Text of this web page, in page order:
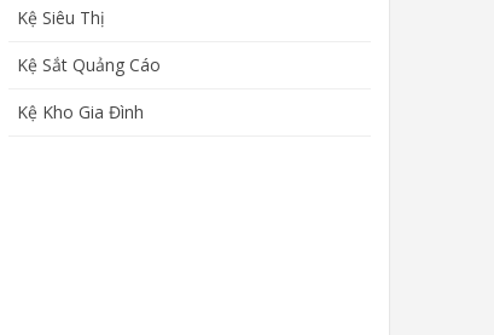
Kệ Siêu Thị
Kệ Sắt Quảng Cáo
Kệ Kho Gia Đình